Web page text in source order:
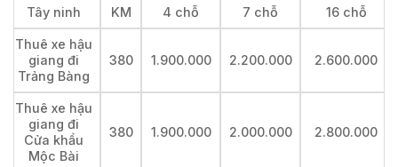
Tây ninh KM 4 chỗ 7 chỗ 16 chỗ
Thuê xe hậu
giang đi
Trảng Bàng
380 1.900.000 2.200.000 2.600.000
Thuê xe hậu
giang đi
Cửa khẩu
Mộc Bài
380 1.900.000 2.000.000 2.800.000